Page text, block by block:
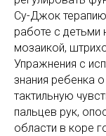
Су-Джок
работе с детьми
мозаикой,
Упражнения с
знания ребенка
тактильную
пальцев рук,
области в коре